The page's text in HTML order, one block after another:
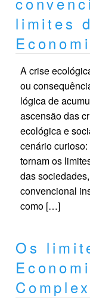
limites
A crise
ou
lógica de
ascensão das
ecológica e
cenário
tornam os
das
convencional
como […]
Os